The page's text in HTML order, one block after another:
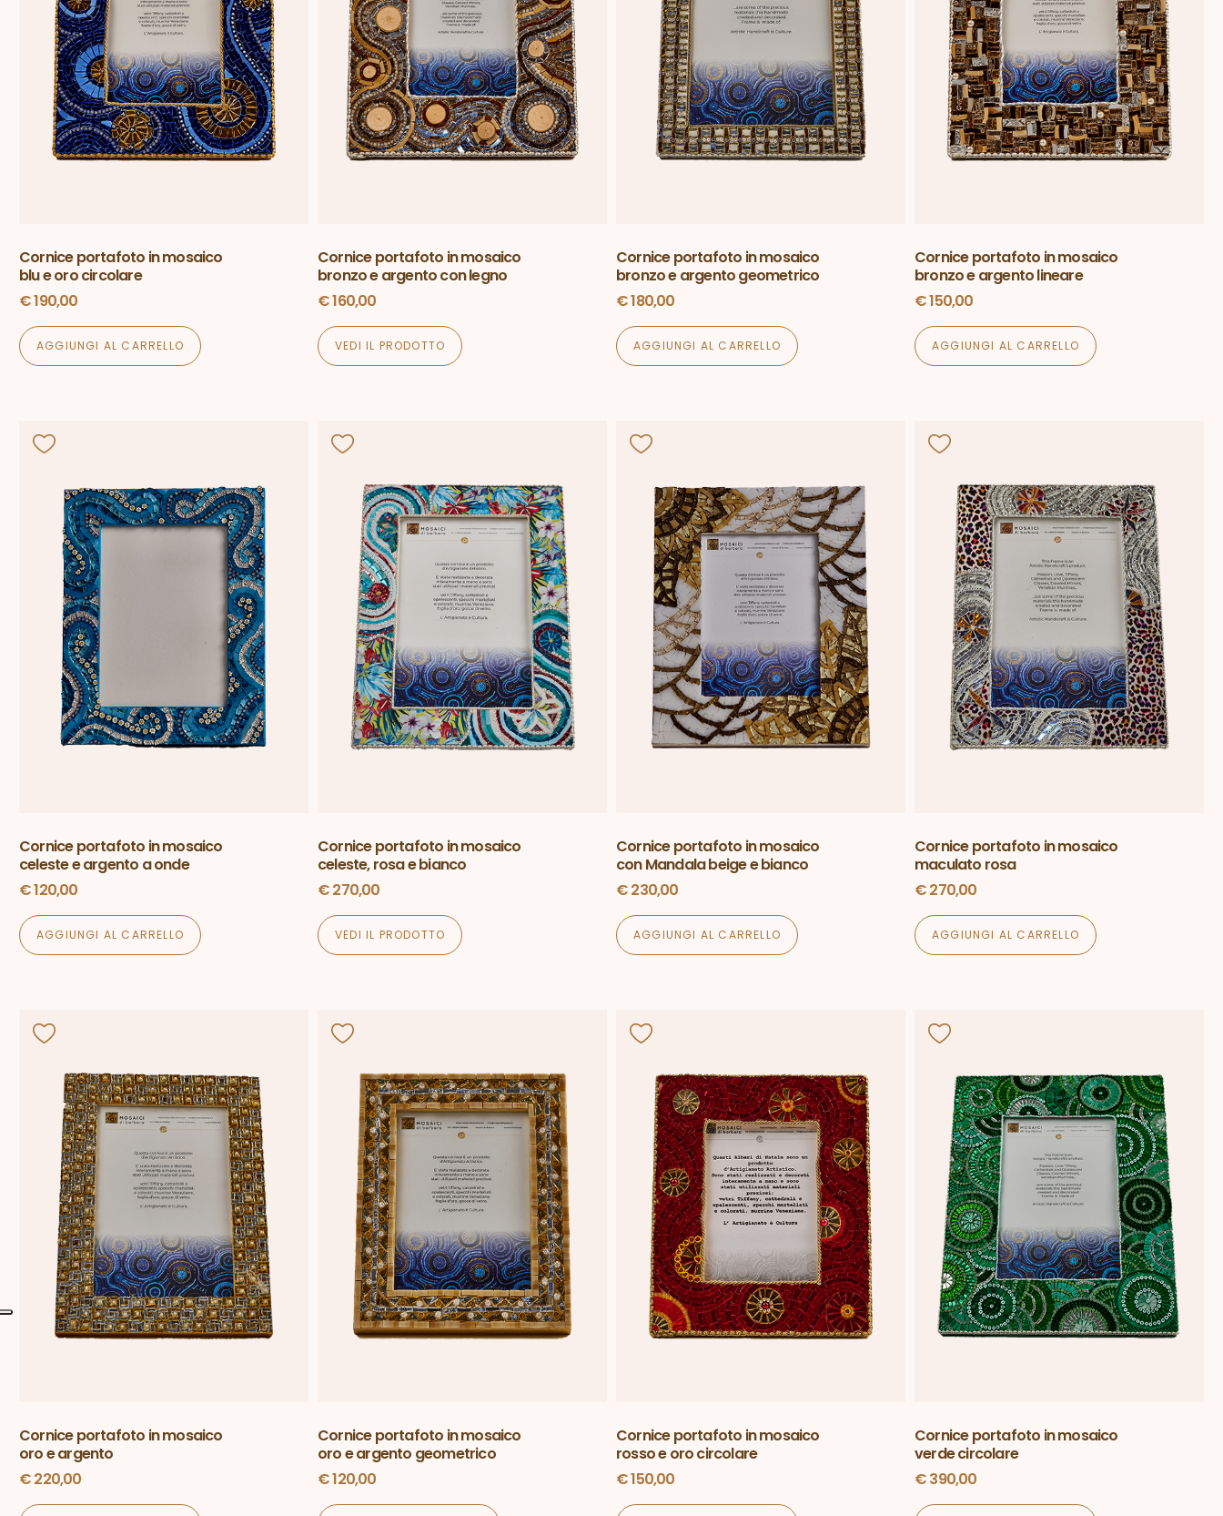
Cornice portafoto in mosaico
blu e oro circolare
€190,00
AGGIUNGI AL CARRELLO
Cornice portafoto in mosaico
bronzo e argento con legno
€160,00
VEDI IL PRODOTTO
Cornice portafoto in mosaico
bronzo e argento geometrico
€180,00
AGGIUNGI AL CARRELLO
Cornice portafoto in mosaico
bronzo e argento lineare
€150,00
AGGIUNGI AL CARRELLO
Cornice portafoto in mosaico
celeste e argento a onde
€120,00
AGGIUNGI AL CARRELLO
Cornice portafoto in mosaico
celeste, rosa e bianco
€270,00
VEDI IL PRODOTTO
Cornice portafoto in mosaico
con Mandala beige e bianco
€230,00
AGGIUNGI AL CARRELLO
Cornice portafoto in mosaico
maculato rosa
€270,00
AGGIUNGI AL CARRELLO
Cornice portafoto in mosaico
oro e argento
€220,00
Cornice portafoto in mosaico
oro e argento geometrico
€120,00
Cornice portafoto in mosaico
rosso e oro circolare
€150,00
Cornice portafoto in mosaico
verde circolare
€390,00